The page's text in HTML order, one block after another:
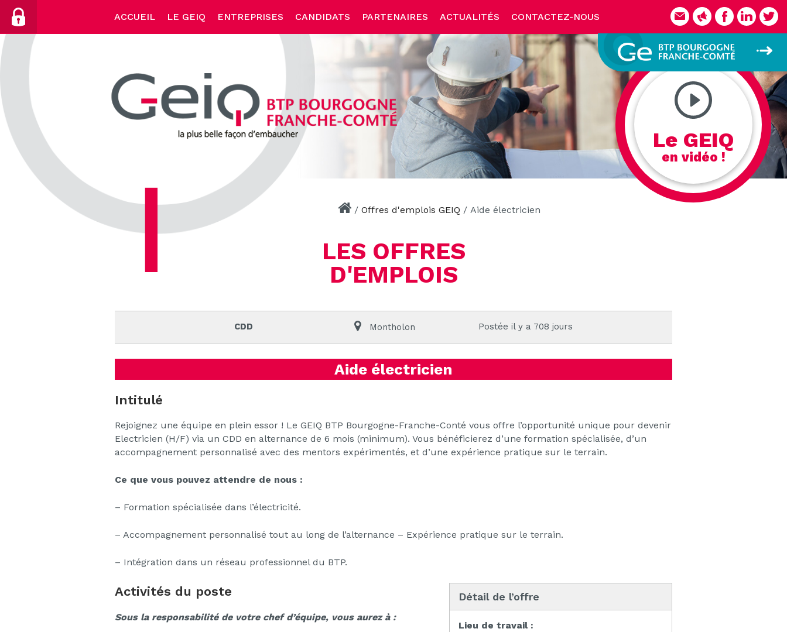
Skip
content
ACCUEIL LE GEIQ ENTREPRISES CANDIDATS PARTENAIRES ACTUALITÉS CONTACTEZ-NOUS
Le GEIQ
en vidéo !
/ Offres d'emplois GEIQ / Aide électricien
LES OFFRES
D'EMPLOIS
CDD Montholon Postée il y a 708 jours
Aide électricien
Intitulé
Rejoignez une équipe en plein essor ! Le GEIQ BTP Bourgogne-Franche-Conté vous offre l’opportunité unique pour devenir
Electricien (H/F) via un CDD en alternance de 6 mois (minimum). Vous bénéficierez d’une formation spécialisée, d’un
accompagnement personnalisé avec des mentors expérimentés, et d’une expérience pratique sur le terrain.
Ce que vous pouvez attendre de nous :
– Formation spécialisée dans l’électricité.
– Accompagnement personnalisé tout au long de l’alternance – Expérience pratique sur le terrain.
– Intégration dans un réseau professionnel du BTP.
Activités du poste
Sous la responsabilité de votre chef d’équipe, vous aurez à :
Détail de l’offre
Lieu de travail :